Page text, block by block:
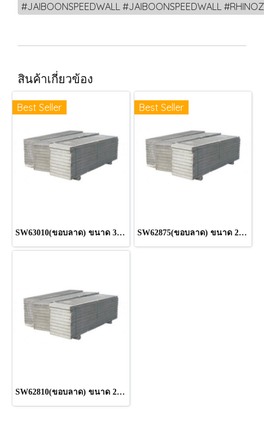
#JAIBOONSPEEDWALL #JAIBOONSPEEDWALL
สินค้าเกี่ยวข้อง
Best Seller
SW63010(ขอบลาด) ขนาด 300 x 60 x 10.0 cm.
Best Seller
SW62875(ขอบลาด) ขนาด 280 x 60 x 7.5 cm.
SW62810(ขอบลาด) ขนาด 280 x 60 x 10.0 cm.